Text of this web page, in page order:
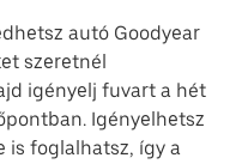
autó Goodyear
szeretnél
igényelj fuvart a hét
Igényelhetsz
is foglalhatsz, így a